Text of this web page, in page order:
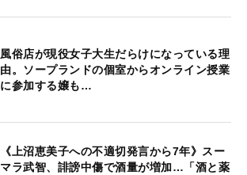
風俗店が現役女子大生だらけになっている理
由。ソープランドの個室からオンライン授業
に参加する嬢も…
《上沼恵美子への不適切発言から7年》スー
マラ武智、誹謗中傷で酒量が増加…「酒と薬